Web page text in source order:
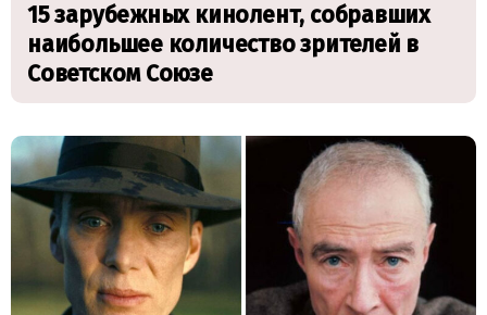
15 зарубежных кинолент, собравших
наибольшее количество зрителей в
Советском Союзе